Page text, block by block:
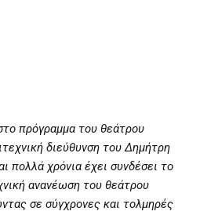
πρόγραμμα του θεάτρου
διεύθυνση του Δημήτρη
πολλά χρόνια έχει συνδέσει το
ανανέωση του θεάτρου
σε σύγχρονες και τολμηρές